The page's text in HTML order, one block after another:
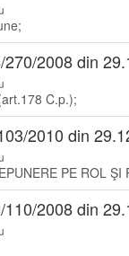
2008 din
C.p.);
2010 din
PE ROL ŞI
2008 din